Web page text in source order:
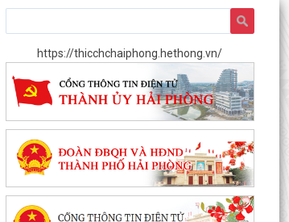
https://thicchchaiphong.hethong.vn/